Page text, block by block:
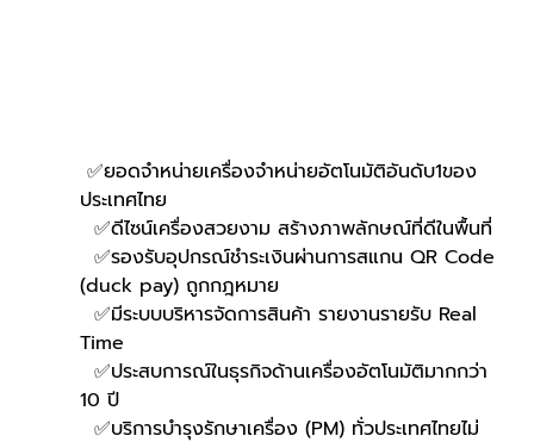
ประเทศไทย
  ✅ดีไซน์เครื่องสวยงาม สร้างภาพลักษณ์ที่ดีในพื้นที่
(duck pay) ถูกกฎหมาย
Time
10 ปี